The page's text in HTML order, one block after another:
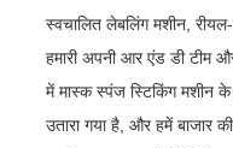
स्वचालित लेबलिंग मशीन,
हमारी अपनी आर एंड डी टीम
में मास्क स्पंज स्टिकिंग मशीन
उतारा गया है, और हमें बाजार